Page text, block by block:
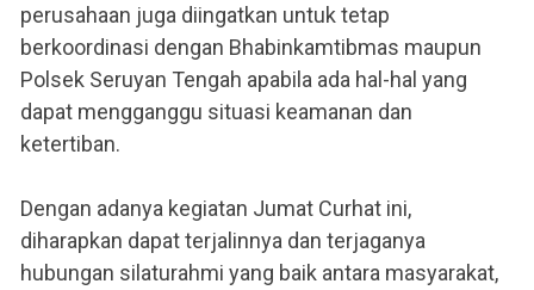
perusahaan juga diingatkan untuk tetap
berkoordinasi dengan Bhabinkamtibmas maupun
Polsek Seruyan Tengah apabila ada hal-hal yang
dapat mengganggu situasi keamanan dan
ketertiban.
Dengan adanya kegiatan Jumat Curhat ini,
diharapkan dapat terjalinnya dan terjaganya
hubungan silaturahmi yang baik antara masyarakat,